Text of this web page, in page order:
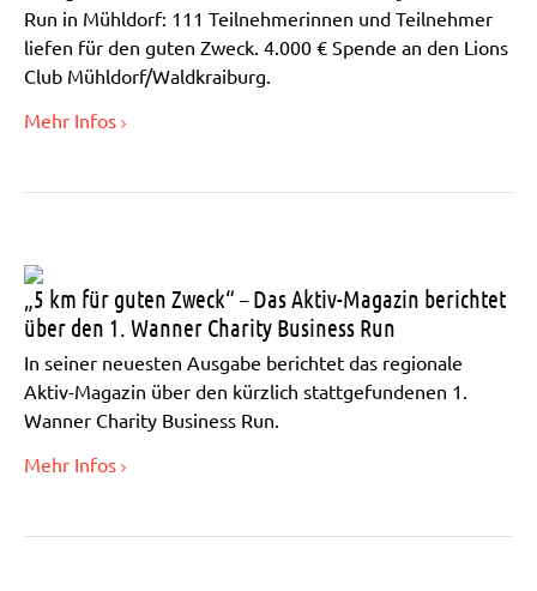
Run in Mühldorf: 111 Teilnehmerinnen und Teilnehmer
liefen für den guten Zweck. 4.000 € Spende an den Lions
Club Mühldorf/Waldkraiburg.
Mehr Infos
„5 km für guten Zweck“ – Das Aktiv-Magazin berichtet
über den 1. Wanner Charity Business Run
In seiner neuesten Ausgabe berichtet das regionale
Aktiv-Magazin über den kürzlich stattgefundenen 1.
Wanner Charity Business Run.
Mehr Infos